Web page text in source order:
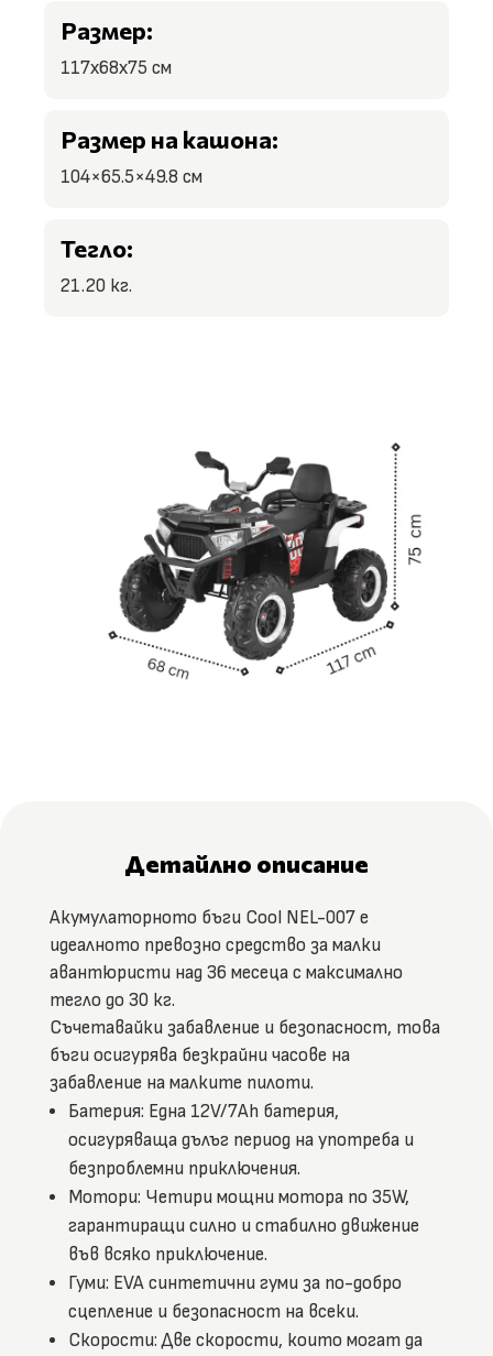
Размер:
117x68x75 см
Размер на кашона:
104×65.5×49.8 см
Тегло:
21.20 кг.
Детайлно описание
Акумулаторното бъги Cool NEL-007 е
идеалното превозно средство за малки
авантюристи над 36 месеца с максимално
тегло до 30 кг.
Съчетавайки забавление и безопасност, това
бъги осигурява безкрайни часове на
забавление на малките пилоти.
Батерия: Една 12V/7Ah батерия,
осигуряваща дълъг период на употреба и
безпроблемни приключения.
Мотори: Четири мощни мотора по 35W,
гарантиращи силно и стабилно движение
във всяко приключение.
Гуми: EVA синтетични гуми за по-добро
сцепление и безопасност на всеки.
Скорости: Две скорости, които могат да